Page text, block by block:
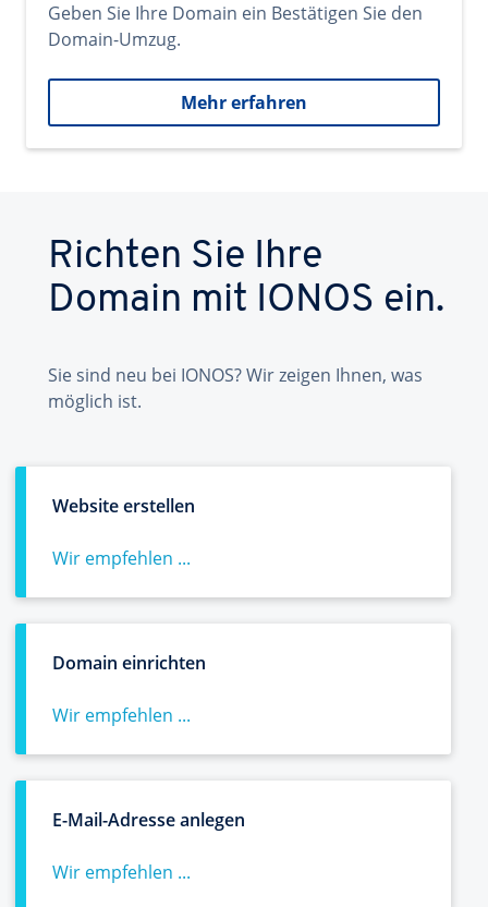
Geben Sie Ihre Domain ein Bestätigen Sie den
Domain-Umzug.
Mehr erfahren
Richten Sie Ihre
Domain mit IONOS ein.
Sie sind neu bei IONOS? Wir zeigen Ihnen, was
möglich ist.
Website erstellen
Wir empfehlen ...
Domain einrichten
Wir empfehlen ...
E-Mail-Adresse anlegen
Wir empfehlen ...